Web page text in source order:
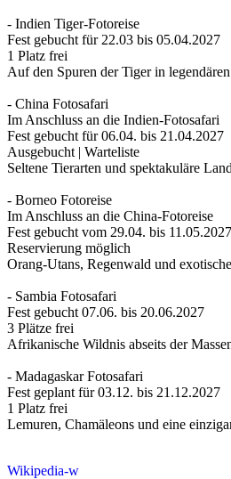
- Indien Tiger-Fotoreise
Fest gebucht für 22.03 bis 05.04.2027
1 Platz frei
Auf den Spuren der Tiger in
- China Fotosafari
Im Anschluss an die Indien-Fotosafari
Fest gebucht für 06.04. bis 21.04.2027
Ausgebucht | Warteliste
Seltene Tierarten und spektakuläre
- Borneo Fotoreise
Im Anschluss an die China-Fotoreise
Fest gebucht vom 29.04. bis 11.05.2027
Reservierung möglich
Orang-Utans, Regenwald und
- Sambia Fotosafari
Fest gebucht 07.06. bis 20.06.2027
3 Plätze frei
Afrikanische Wildnis abseits der
- Madagaskar Fotosafari
Fest geplant für 03.12. bis 21.12.2027
1 Platz frei
Lemuren, Chamäleons und eine
Wikipedia-w